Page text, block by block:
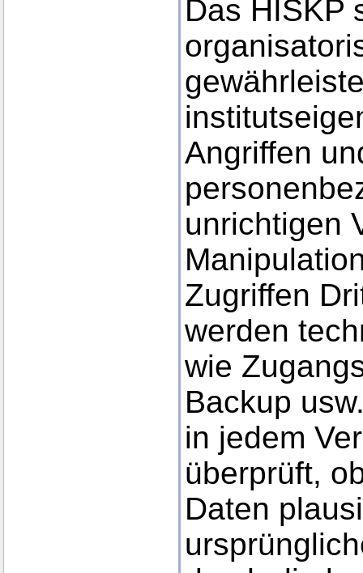
Das HISKP
Angriffen
unrichtigen
Zugriffen
werden
wie
Backup
in jedem
überprüft,
Daten